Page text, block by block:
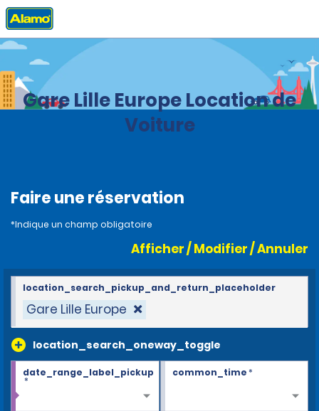
Accueil Agences
Gare Lille Europe Location de
Voiture
Faire une réservation
*Indique un champ obligatoire
Afficher / Modifier / Annuler
Gare Lille Europe
location_search_oneway_toggle
location_search_pickup_and_return_placeholder
date_range_label_pickup
*
common_time*